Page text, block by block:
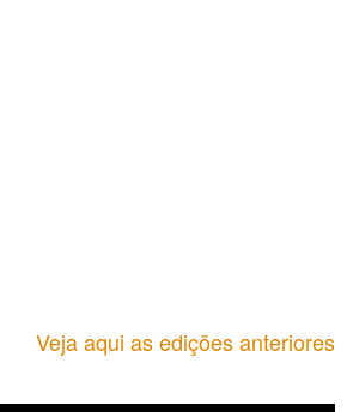
Veja aqui as edições anteriores